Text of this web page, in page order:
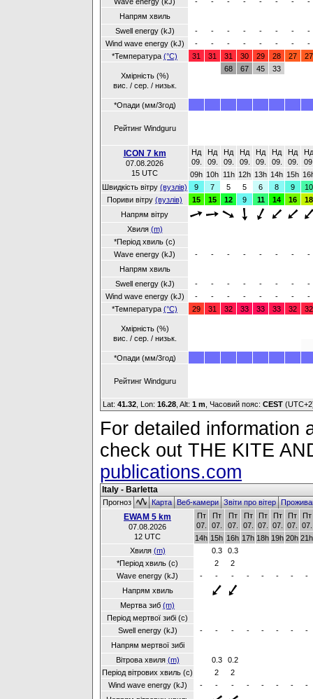
Напрям хвиль
Swell energy (kJ)
- - - - - - -
-
Wind wave energy (kJ)
- - - - - - -
-
*Температура (°C) 31 31 31 30 29 28 27 27
Хмірність (%)
вис. / сер. / низьк.
68 67 45 33
*Опади (мм/3год)
Рейтинг Windguru
ICON 7 km
07.08.2026
15 UTC
Нд
09.
Нд
09.
Нд
09.
Нд
09.
Нд
09.
Нд
09.
Нд
09.
Нд
09h 10h 11h 12h 13h 14h 15h
Швидкість вітру (вузлів) 9 7 5 5 6 8 9
10
Пориви вітру (вузлів) 15 15 12 9 11 14 16
18
Напрям вітру
Хвиля (m)
*Період хвиль (с)
Wave energy (kJ)
- - - - - - -
-
Напрям хвиль
Swell energy (kJ)
- - - - - - -
-
Wind wave energy (kJ)
- - - - - - -
-
*Температура (°C) 29 31 32 33 33 33 32 32
Хмірність (%)
вис. / сер. / низьк.
*Опади (мм/3год)
Рейтинг Windguru
Lat: 41.32 , Lon: 16.28 Alt: 1 m , Часовий пояс: CEST
For detailed information
check out THE KITE
publications.com
Italy - Barletta
Прогноз КартаВеб-камериЗвіти про вітер
EWAM 5 km
07.08.2026
12 UTC
Пт
07.
Пт
07.
Пт
07.
Пт
07.
Пт
07.
Пт
07.
Пт
07.
Пт
07.
14h 15h 16h 17h 18h 19h 20h 21h
Хвиля (m) 0.3
0.3
*Період хвиль (с)
2
2
Wave energy (kJ)
- - - - - - -
-
Напрям хвиль
Мертва зиб (m)
Період мертвої зибі (с)
Swell energy (kJ)
- - - - - - -
-
Напрям мертвої зибі
Вітрова хвиля (m) 0.3
0.2
Період вітрових хвиль (с)
2
2
Wind wave energy (kJ)
- - - - - - -
-